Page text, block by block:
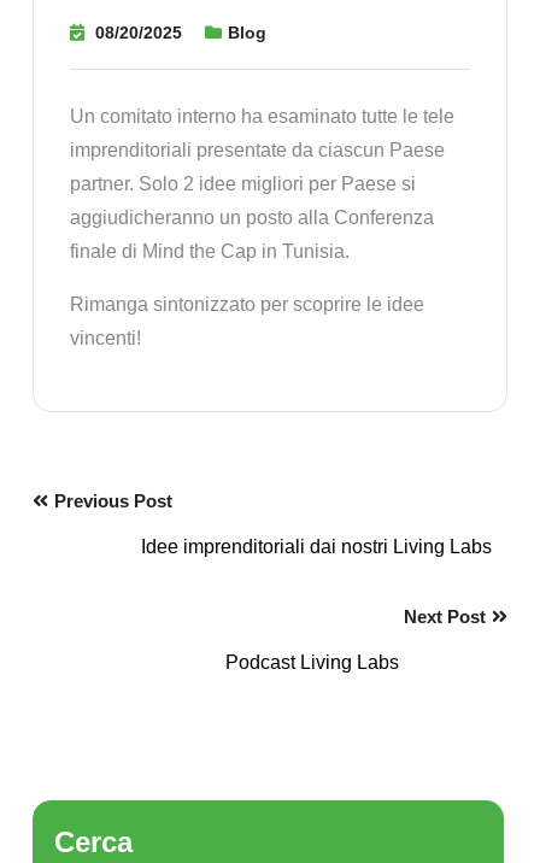
08/20/2025 Blog
Un comitato interno ha esaminato tutte le tele
imprenditoriali presentate da ciascun Paese
partner. Solo 2 idee migliori per Paese si
aggiudicheranno un posto alla Conferenza
finale di Mind the Cap in Tunisia.
Rimanga sintonizzato per scoprire le idee
vincenti!
Previous Post
Idee imprenditoriali dai nostri Living Labs
Next Post
Podcast Living Labs
Cerca